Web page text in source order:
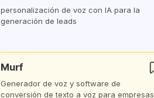
personalización de voz con IA para la
generación de leads
Murf
Generador de voz y software de
conversión de texto a voz para empresas